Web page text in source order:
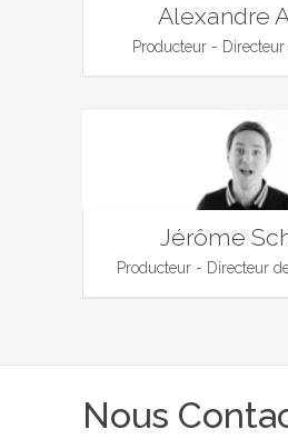
Alexandre
Producteur -
Jérôme
Producteur - Directeur
Nous